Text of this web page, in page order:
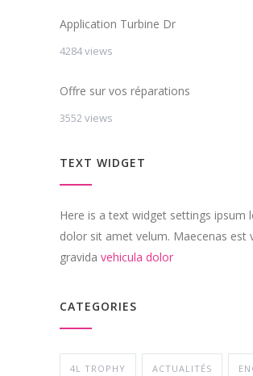
Application Turbine Dr
4284 views
Offre sur vos réparations
3552 views
TEXT WIDGET
Here is a text widget settings ipsum
dolor sit amet velum. Maecenas est
gravida vehicula dolor
CATEGORIES
4L TROPHY ACTUALITÉS